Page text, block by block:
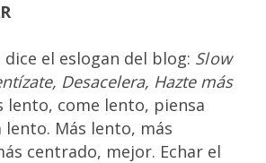
dice el eslogan del blog: Slow
Desacelera, Hazte más
lento, come lento, piensa
Más lento, más
centrado, mejor. Echar el